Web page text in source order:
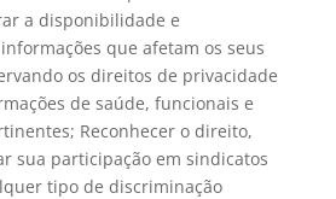
a disponibilidade e
que afetam os seus
os direitos de privacidade
de saúde, funcionais e
Reconhecer o direito,
sua participação em sindicatos
tipo de discriminação